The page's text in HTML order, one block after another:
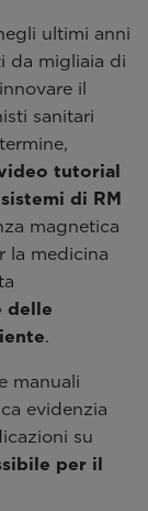
ultimi anni
da migliaia di
il
sanitari
tutorial
di RM
magnetica
la medicina
delle
.
manuali
evidenzia
su
per il